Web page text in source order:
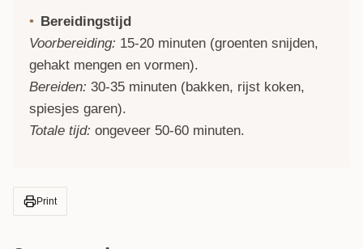
Bereidingstijd
Voorbereiding: 15-20 minuten (groenten snijden,
gehakt mengen en vormen).
Bereiden: 30-35 minuten (bakken, rijst koken,
spiesjes garen).
Totale tijd: ongeveer 50-60 minuten.
Print